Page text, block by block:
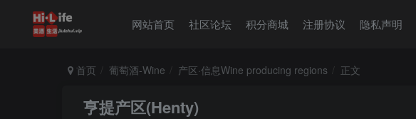
网站首页 社区论坛 积分商城 注册协议 隐私声明
首页 葡萄酒-Wine 产区·信息Wine producing regions 正文
亨提产区(Henty)